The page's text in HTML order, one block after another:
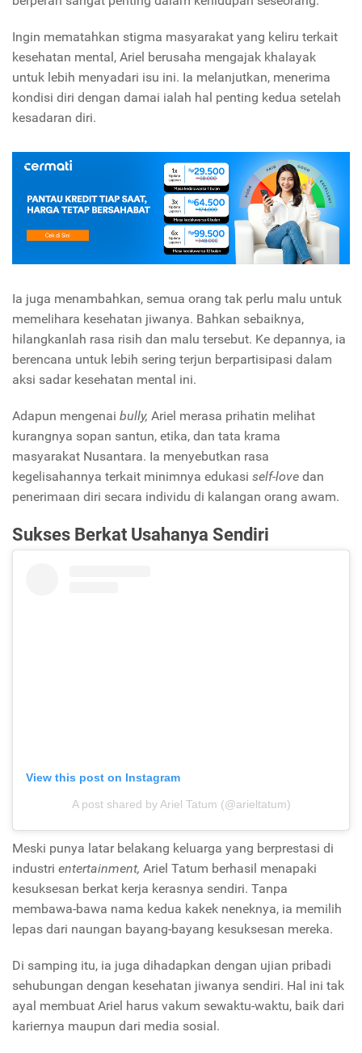
Ingin mematahkan stigma masyarakat yang keliru terkait
kesehatan mental, Ariel berusaha mengajak khalayak
untuk lebih menyadari isu ini. Ia melanjutkan, menerima
kondisi diri dengan damai ialah hal penting kedua setelah
kesadaran diri.
Ia juga menambahkan, semua orang tak perlu malu untuk
memelihara kesehatan jiwanya. Bahkan sebaiknya,
hilangkanlah rasa risih dan malu tersebut. Ke depannya, ia
berencana untuk lebih sering terjun berpartisipasi dalam
aksi sadar kesehatan mental ini.
Adapun mengenai bully, Ariel merasa prihatin melihat
kurangnya sopan santun, etika, dan tata krama
masyarakat Nusantara. Ia menyebutkan rasa
kegelisahannya terkait minimnya edukasi self-love dan
penerimaan diri secara individu di kalangan orang awam.
Sukses Berkat Usahanya Sendiri
View this post on Instagram
A post shared by Ariel Tatum (@arieltatum)
Meski punya latar belakang keluarga yang berprestasi di
industri entertainment, Ariel Tatum berhasil menapaki
kesuksesan berkat kerja kerasnya sendiri. Tanpa
membawa-bawa nama kedua kakek neneknya, ia memilih
lepas dari naungan bayang-bayang kesuksesan mereka.
Di samping itu, ia juga dihadapkan dengan ujian pribadi
sehubungan dengan kesehatan jiwanya sendiri. Hal ini tak
ayal membuat Ariel harus vakum sewaktu-waktu, baik dari
kariernya maupun dari media sosial.